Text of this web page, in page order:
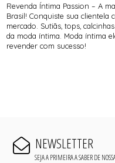
Revenda Íntima Passion – A
Brasil! Conquiste sua clientela
mercado. Sutiãs, tops,
da moda íntima. Moda íntima
revender com sucesso!
NEWSLETTER
SEJA A PRIMEIRA A SABER DE